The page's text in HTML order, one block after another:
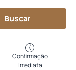
Buscar
Confirmação
Imediata